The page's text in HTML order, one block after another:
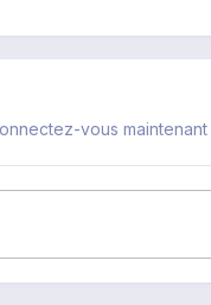
vous maintenant